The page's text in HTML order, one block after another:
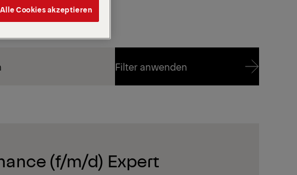
Filter anwenden
(f/m/d) Expert
Alle Cookies akzeptieren